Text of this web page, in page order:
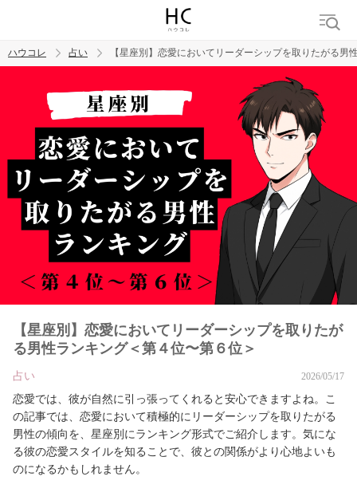
トレンド ワード
ハウコレ 占い 【星座別】恋愛においてリーダーシップを取りたがる男
【星座別】恋愛においてリーダーシップを取りたが
る男性ランキング＜第４位〜第６位＞
占い 2026/05/17
恋愛では、彼が自然に引っ張ってくれると安心できますよね。こ
の記事では、恋愛において積極的にリーダーシップを取りたがる
男性の傾向を、星座別にランキング形式でご紹介します。気にな
る彼の恋愛スタイルを知ることで、彼との関係がより心地よいも
のになるかもしれません。